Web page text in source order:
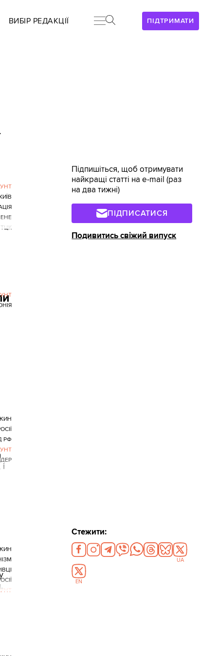
ПІДТРИМАТИ
ВИБІР РЕДАКЦІЇ
КИЇВ
ТЦК
Підпишіться, щоб отримувати
найкращі статті на e-mail (раз
на два тижні)
ПІДПИСАТИСЯ
Подивитись свіжий випуск
РФ
Стежити:
UA
EN